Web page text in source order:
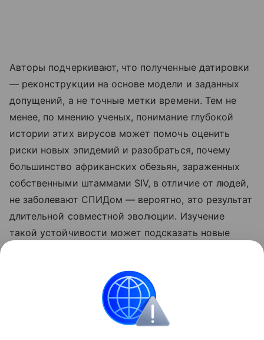
Авторы подчеркивают, что полученные датировки
— реконструкции на основе модели и заданных
допущений, а не точные метки времени. Тем не
менее, по мнению ученых, понимание глубокой
истории этих вирусов может помочь оценить
риски новых эпидемий и разобраться, почему
большинство африканских обезьян, зараженных
собственными штаммами SIV, в отличие от людей,
не заболевают СПИДом — вероятно, это результат
длительной совместной эволюции. Изучение
такой устойчивости может подсказать новые
писала, что раскрыто, когда
нейроны начинают делиться на типы.